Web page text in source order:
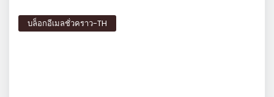
บล็อกอีเมลชั่วคราว-TH